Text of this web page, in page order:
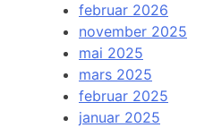
februar 2026
november 2025
mai 2025
mars 2025
februar 2025
januar 2025